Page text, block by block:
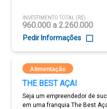
INVESTIMENTO TOTAL (R$)
960.000 a 2.260.000
Pedir Informações
Alimentação
THE BEST AÇAI
Seja um empreendedor de
em uma franquia The Best